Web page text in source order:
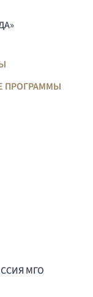
ПРОГРАММЫ
МГО